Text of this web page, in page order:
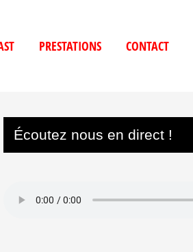
PRESTATIONS CONTACT
Écoutez nous en direct !